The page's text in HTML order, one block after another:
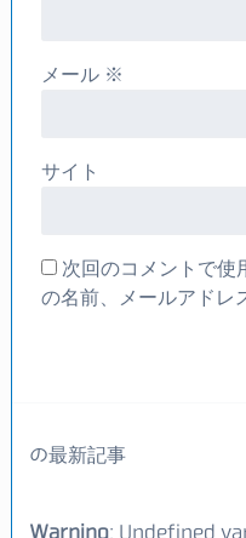
メール ※
サイト
次回のコメントで使
の名前、メールアドレ
の最新記事
Warning: Undefined